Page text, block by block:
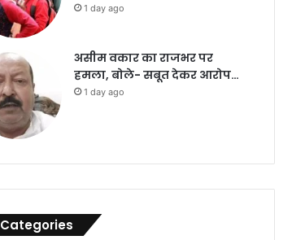
1 day ago
असीम वकार का राजभर पर
हमला, बोले- सबूत देकर आरोप…
1 day ago
Categories